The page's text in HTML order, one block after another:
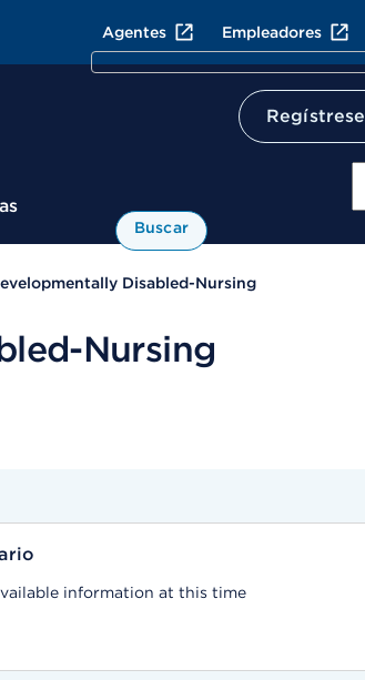
Agentes Empleadores
Regístrese
Buscar
Disabled-Nursing
Nursing
information at this time